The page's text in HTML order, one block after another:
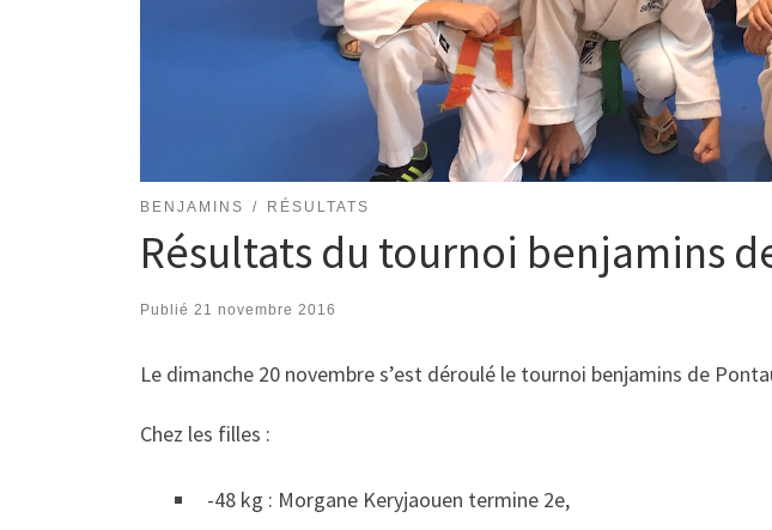
BENJAMINS RÉSULTATS
Résultats du tournoi benjamins
Publié 21 novembre 2016
Le dimanche 20 novembre s’est déroulé le tournoi benjamins de
Chez les filles :
-48 kg : Morgane Keryjaouen termine 2e,